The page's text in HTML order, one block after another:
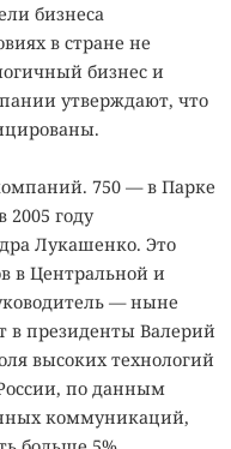
бизнеса
в стране не
бизнес и
утверждают, что
750 — в Парке
2005 году
Лукашенко. Это
в Центральной и
— ныне
в президенты Валерий
высоких технологий
по данным
коммуникаций,